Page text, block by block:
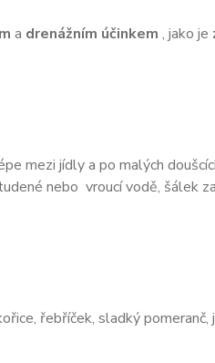
a drenážním účinkem , jako je
mezi jídly a po malých
nebo vroucí vodě, šálek
řebříček, sladký pomeranč,